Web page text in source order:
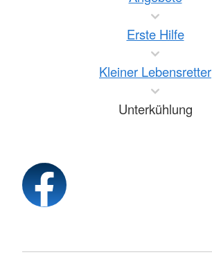
Erste Hilfe
Kleiner Lebensretter
Unterkühlung